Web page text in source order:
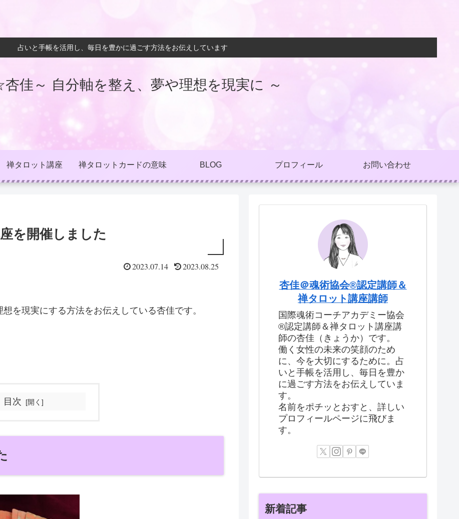
占いと手帳を活用し、毎日を豊かに過ごす方法をお伝えしています
佳～ 自分軸を整え、夢や理想を現実に ～
禅タロット講座 禅タロットカードの意味 BLOG プロフィール お問い合わせ
を開催しました
2023.07.14 2023.08.25
を現実にする方法をお伝えしている杏佳です。
目次
杏佳＠魂術協会®認定講師＆
禅タロット講座講師
国際魂術コーチアカデミー協会
®認定講師＆禅タロット講座講
師の杏佳（きょうか）です。
働く女性の未来の笑顔のため
に、今を大切にするために。占
いと手帳を活用し、毎日を豊か
に過ごす方法をお伝えしていま
す。
名前をポチッとおすと、詳しい
プロフィールページに飛びま
す。
新着記事